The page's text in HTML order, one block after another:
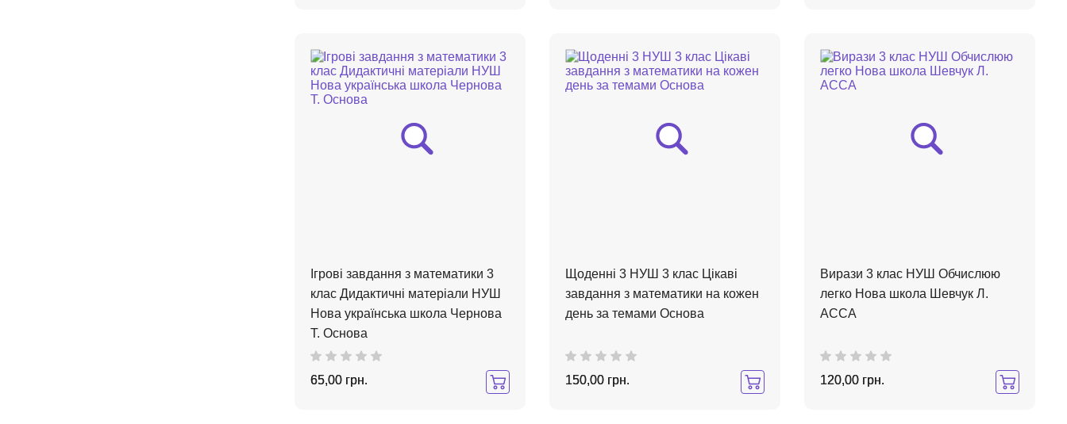
Ігрові завдання з математики 3
клас Дидактичні матеріали НУШ
Нова українська школа Чернова
Т. Основа
65,00 грн.
Щоденні 3 НУШ 3 клас Цікаві
завдання з математики на кожен
день за темами Основа
150,00 грн.
Вирази 3 клас НУШ Обчислюю
легко Нова школа Шевчук Л.
АССА
120,00 грн.